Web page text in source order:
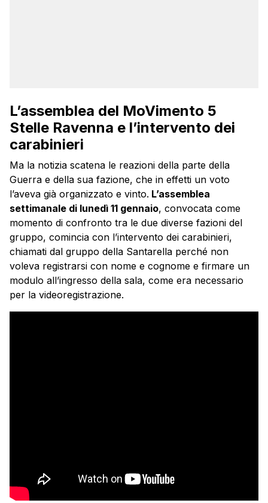
L’assemblea del MoVimento 5
Stelle Ravenna e l’intervento dei
carabinieri
Ma la notizia scatena le reazioni della parte della
Guerra e della sua fazione, che in effetti un voto
l’aveva già organizzato e vinto. L’assemblea
settimanale di lunedì 11 gennaio, convocata come
momento di confronto tra le due diverse fazioni del
gruppo, comincia con l’intervento dei carabinieri,
chiamati dal gruppo della Santarella perché non
voleva registrarsi con nome e cognome e firmare un
modulo all’ingresso della sala, come era necessario
per la videoregistrazione.